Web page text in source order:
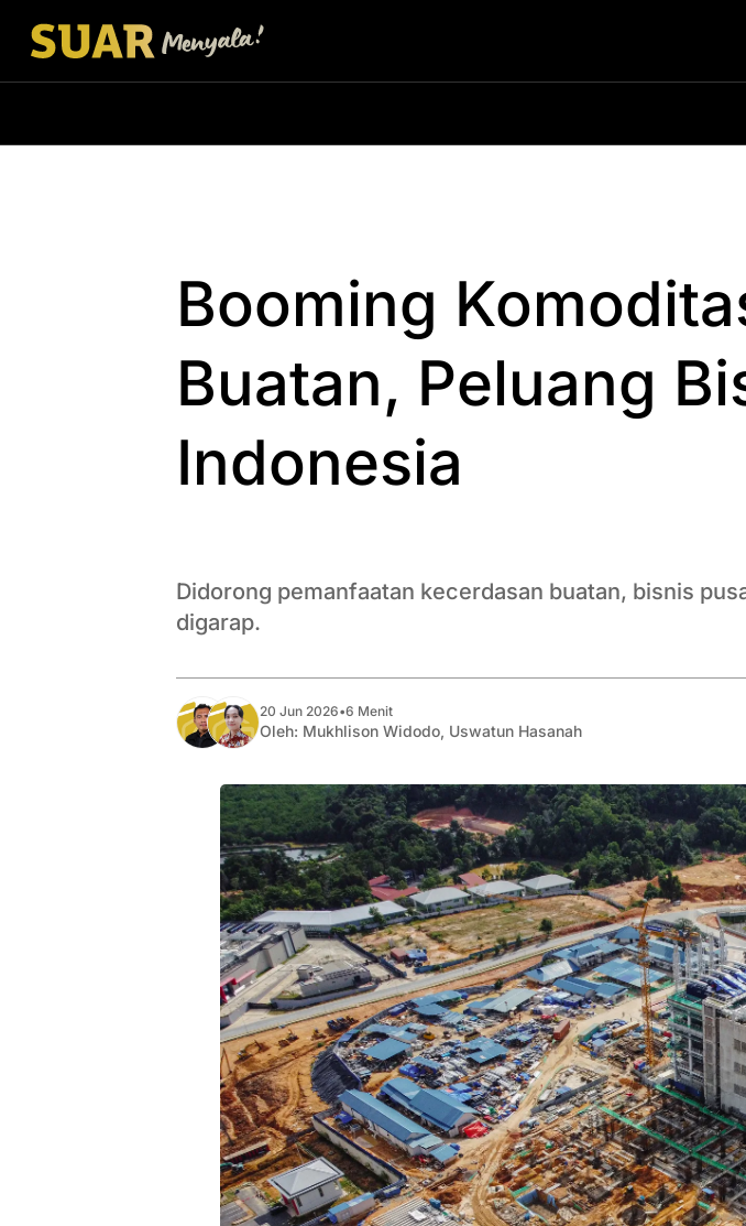
Booming
Buatan, Peluang
Indonesia
Didorong pemanfaatan kecerdasan buatan, bisnis
digarap.
20 Jun 2026•6 Menit
Oleh: Mukhlison Widodo, Uswatun Hasanah